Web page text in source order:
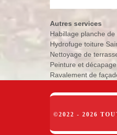
Autres services
Habillage planche
Hydrofuge toiture
Nettoyage de
Peinture et
Ravalement de
©2022 - 2026